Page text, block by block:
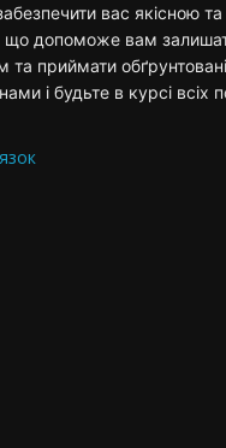
вас якісною
що допоможе вам
та приймати
і будьте в курсі всіх